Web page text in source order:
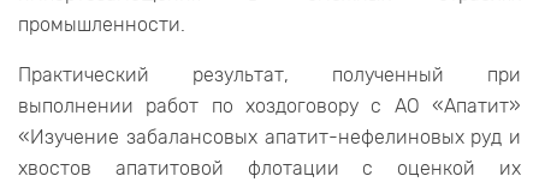
промышленности.
Практический результат, полученный при
выполнении работ по хоздоговору с АО «Апатит»
«Изучение забалансовых апатит-нефелиновых руд и
хвостов апатитовой флотации с оценкой их